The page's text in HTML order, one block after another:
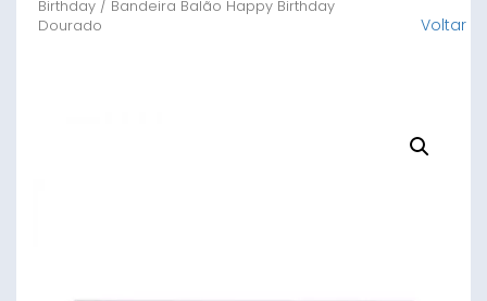
Birthday / Bandeira Balão Happy Birthday
Dourado
Voltar